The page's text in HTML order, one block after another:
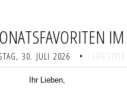
IM
30. JULI 2026 • LIFESTYLE
Ihr Lieben,